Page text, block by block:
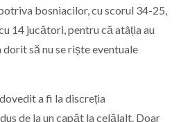
bosniacilor, cu scorul 34-25,
14 jucători, pentru că atâția au
să nu se riște eventuale
a fi la discreția
de la un capăt la celălalt. Doar